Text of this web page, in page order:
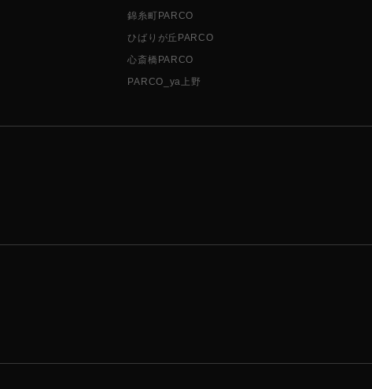
錦糸町PARCO
ひばりが丘PARCO
心斎橋PARCO
PARCO_ya上野